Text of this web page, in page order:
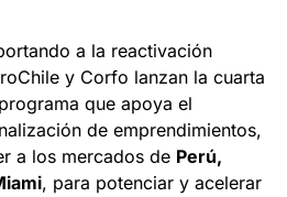
a la reactivación
y Corfo lanzan la cuarta
que apoya el
de emprendimientos,
a los mercados de Perú,
, para potenciar y acelerar